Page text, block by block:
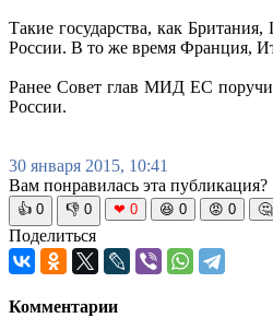
Такие государства, как
России. В то же время Франция,
Ранее Совет глав МИД ЕС
России.
30 января 2015, 10:41
Вам понравилась эта публикация?
👍 0 👎 0 ❤ 0 😆 0 😡 0 🤔
Поделиться
Комментарии